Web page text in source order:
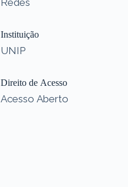
Instituição
UNIP
Direito de Acesso
Acesso Aberto